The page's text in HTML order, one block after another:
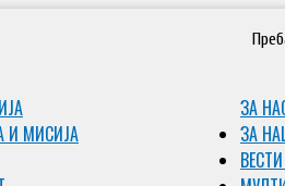
ЗА
И МИСИЈА
ЗА